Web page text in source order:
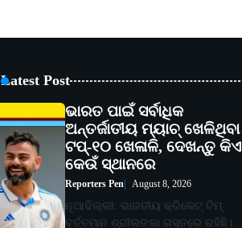
Latest Post
ଭାରତ ପାଇଁ ସର୍ବାଧିକ
ଅନ୍ତର୍ଜାତୀୟ ମ୍ୟାଚ୍ ଖେଳିଥିବା
ଟପ୍-୧୦ ଖେଳାଳି, ଦେଖନ୍ତୁ କିଏ
କେଉଁ ସ୍ଥାନରେ
Reporters Pen August 8, 2026
ନୂଆଦିଲ୍ଲୀ: ଭାରତୀୟ କ୍ରିକେଟ୍ ଟିମ୍
ବର୍ତ୍ତମାନ ଶ୍ରୀଲଙ୍କା ଗସ୍ତରେ ରହିଛି।